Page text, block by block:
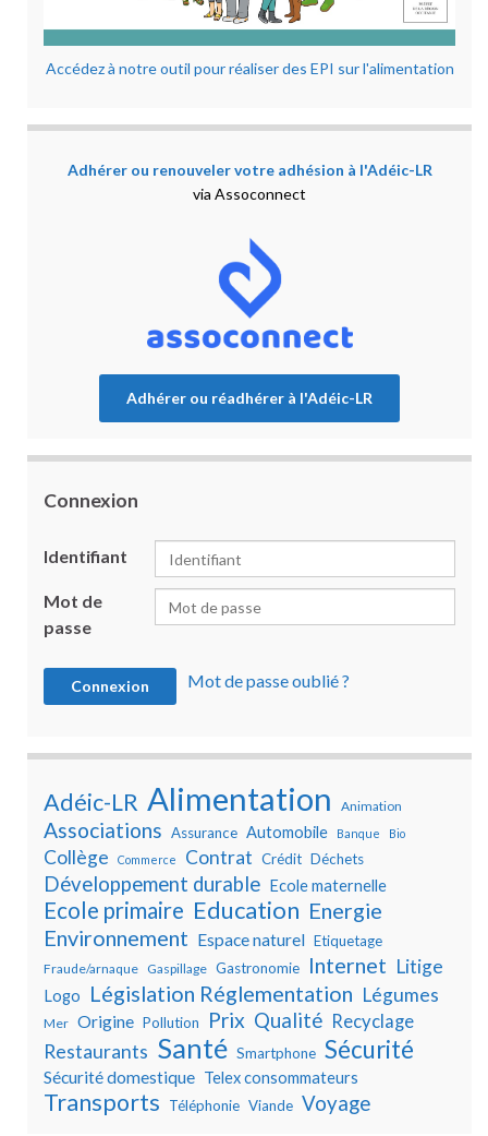
Accédez à notre outil pour réaliser des EPI sur l'alimentation
Adhérer ou renouveler votre adhésion à l'Adéic-LR
via Assoconnect
Adhérer ou réadhérer à l'Adéic-LR
Connexion
Identifiant
Mot de
passe
Mot de passe oublié ?
Adéic-LR Alimentation Animation
Associations Assurance Automobile Banque Bio
Collège Commerce Contrat Crédit Déchets
Développement durable Ecole maternelle
Ecole primaire Education Energie
Environnement Espace naturel Etiquetage
Fraude/arnaque Gaspillage Gastronomie Internet Litige
Logo Législation Réglementation Légumes
Mer Origine Pollution Prix Qualité Recyclage
Restaurants Santé Smartphone Sécurité
Sécurité domestique Telex consommateurs
Transports Téléphonie Viande Voyage